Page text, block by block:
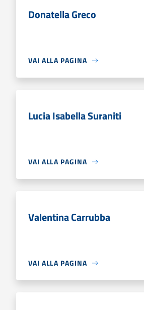
Donatella Greco
VAI ALLA PAGINA
Lucia Isabella Suraniti
VAI ALLA PAGINA
Valentina Carrubba
VAI ALLA PAGINA